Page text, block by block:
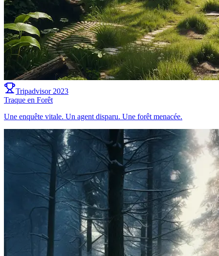
Tripadvisor 2023
Traque en Forêt
Une enquête vitale. Un agent disparu. Une forêt menacée.